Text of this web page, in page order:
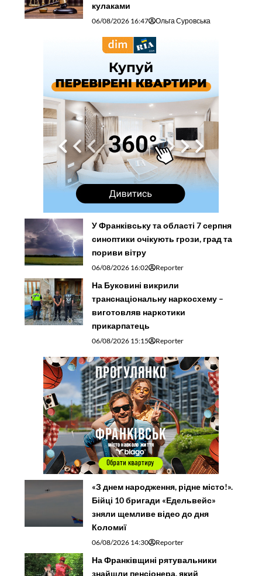
кулаками
06/08/2026 16:47 Ольга Суровська
У Франківську та області 7 серпня
синоптики очікують грози, град та
пориви вітру
06/08/2026 16:02 Reporter
На Буковині викрили
транснаціональну наркосхему –
виготовляв наркотики
прикарпатець
06/08/2026 15:15 Reporter
«З днем народження, рідне місто!».
Бійці 10 бригади «Едельвейс»
зняли щемливе відео до дня
Коломиї
06/08/2026 14:30 Reporter
На Франківщині рятувальники
знайшли пенсіонера, який